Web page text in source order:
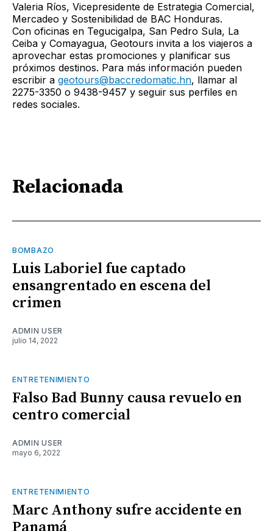
Valeria Ríos, Vicepresidente de Estrategia Comercial,
Mercadeo y Sostenibilidad de BAC Honduras.
Con oficinas en Tegucigalpa, San Pedro Sula, La
Ceiba y Comayagua, Geotours invita a los viajeros a
aprovechar estas promociones y planificar sus
próximos destinos. Para más información pueden
escribir a geotours@baccredomatic.hn, llamar al
2275-3350 o 9438-9457 y seguir sus perfiles en
redes sociales.
Relacionada
BOMBAZO
Luis Laboriel fue captado
ensangrentado en escena del
crimen
ADMIN USER
julio 14, 2022
ENTRETENIMIENTO
Falso Bad Bunny causa revuelo en
centro comercial
ADMIN USER
mayo 6, 2022
ENTRETENIMIENTO
Marc Anthony sufre accidente en
Panamá